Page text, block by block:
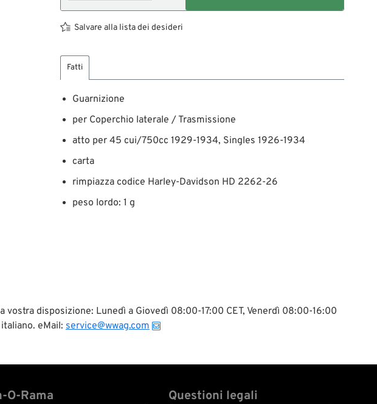
Salvare alla lista dei desideri
Fatti
Guarnizione
per Coperchio laterale / Trasmissione
atto per 45 cui/750cc 1929-1934, Singles 1926-1934
carta
rimpiazza codice Harley-Davidson HD 2262-26
peso lordo: 1 g
disposizione: Lunedì a Giovedì 08:00-17:00 CET, Venerdì 08:00-16:00
eMail: service@wwag.com
O-Rama Questioni legali